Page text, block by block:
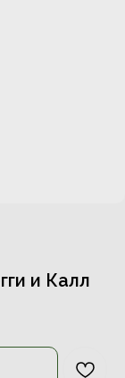
и Калл